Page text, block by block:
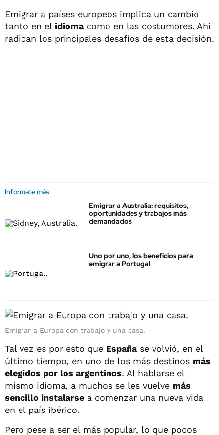
Emigrar a países europeos implica un cambio
tanto en el idiomacomo en las costumbres. Ahí
radican los principales desafíos de esta decisión.
Informate más
Emigrar a Australia: requisitos,
oportunidades y trabajos más
demandados
Uno por uno, los beneficios para
emigrar a Portugal
Emigrar a Europa con trabajo y una casa.
Tal vez es por esto que Españase volvió, en el
último tiempo, en uno de los más destinos más
elegidos por los argentinos. Al hablarse el
mismo idioma, a muchos se les vuelve más
sencillo instalarse a comenzar una nueva vida
en el país ibérico.
Pero pese a ser el más popular, lo que pocos